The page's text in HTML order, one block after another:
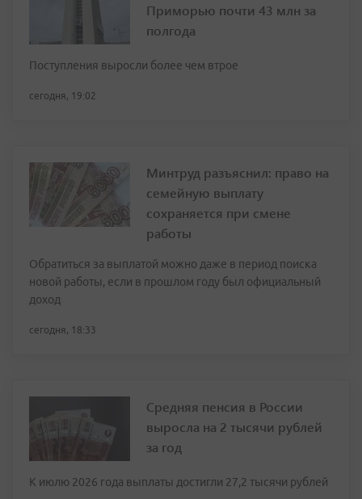
Приморью почти 43 млн за
полгода
Поступления выросли более чем втрое
сегодня, 19:02
Минтруд разъяснил: право на
семейную выплату
сохраняется при смене
работы
Обратиться за выплатой можно даже в период поиска
новой работы, если в прошлом году был официальный
доход
сегодня, 18:33
Средняя пенсия в России
выросла на 2 тысячи рублей
за год
К июлю 2026 года выплаты достигли 27,2 тысячи рублей